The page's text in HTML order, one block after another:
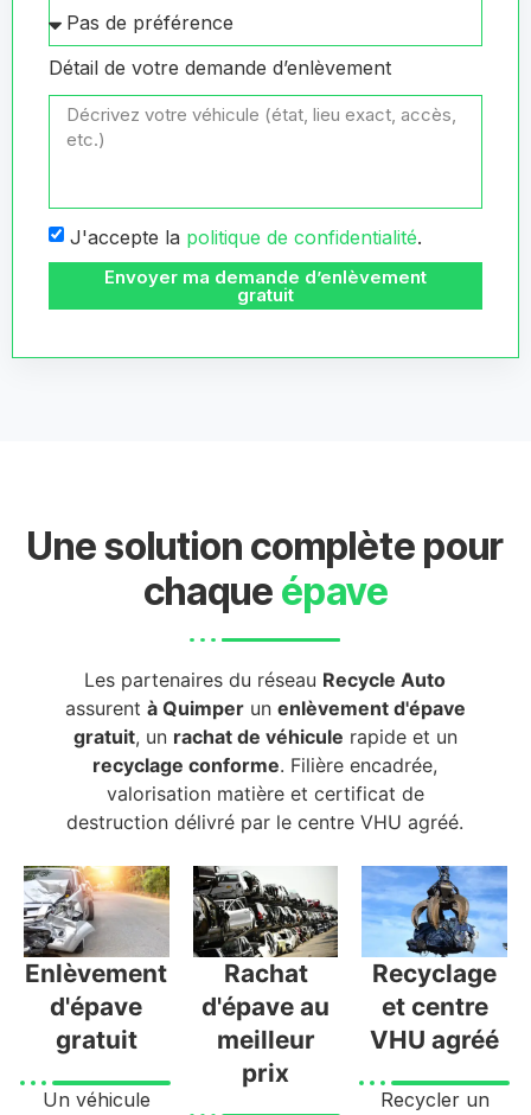
Détail de votre demande d’enlèvement
J'accepte la politique de confidentialité.
Envoyer ma demande d’enlèvement
gratuit
Une solution complète pour
chaque épave
Les partenaires du réseau Recycle Auto
assurent à Quimperun enlèvement d'épave
gratuit, un rachat de véhicule rapide et un
recyclage conforme. Filière encadrée,
valorisation matière et certificat de
destruction délivré par le centre VHU agréé.
Enlèvement
d'épave
gratuit
Un véhicule
Rachat
d'épave au
meilleur
prix
Recyclage
et centre
VHU agréé
Recycler un